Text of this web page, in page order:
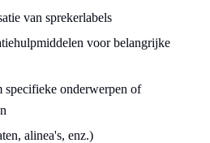
van sprekerlabels
voor belangrijke
onderwerpen of
alinea's, enz.)